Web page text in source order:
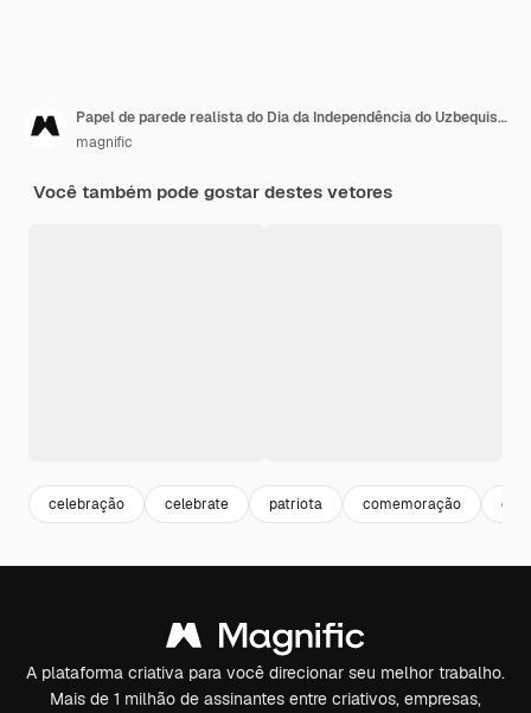
Papel de parede realista do Dia da Independência do Uzbequistão
magnific
Você também pode gostar destes vetores
celebração celebrate patriota comemoração
A plataforma criativa para você direcionar seu melhor trabalho.
Mais de 1 milhão de assinantes entre criativos, empresas,